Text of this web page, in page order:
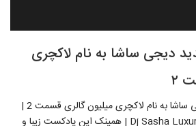
دیجی ساشا به نام لاکچری
۲
دانلود پادکست جدید دیجی ساشا به نام لاکچری میلیون گالری قسمت 2 |
Dj Sasha Luxury Million Gallery EP 02 | همینک این پادکست زیبا و